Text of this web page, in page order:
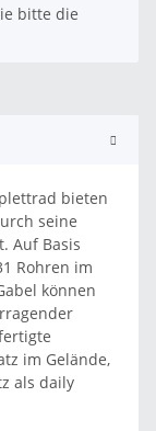
bitte die
bieten
seine
Auf Basis
Rohren im
können
im Gelände,
als daily